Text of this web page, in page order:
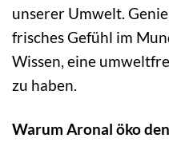
unserer Umwelt.
frisches Gefühl im
Wissen, eine
zu haben.
Warum Aronal öko